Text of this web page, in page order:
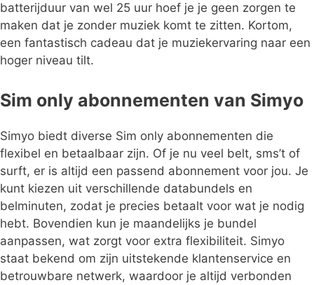
batterijduur van wel 25 uur hoef je je geen zorgen te
maken dat je zonder muziek komt te zitten. Kortom,
een fantastisch cadeau dat je muziekervaring naar een
hoger niveau tilt.
Sim only abonnementen van Simyo
Simyo biedt diverse Sim only abonnementen die
flexibel en betaalbaar zijn. Of je nu veel belt, sms’t of
surft, er is altijd een passend abonnement voor jou. Je
kunt kiezen uit verschillende databundels en
belminuten, zodat je precies betaalt voor wat je nodig
hebt. Bovendien kun je maandelijks je bundel
aanpassen, wat zorgt voor extra flexibiliteit. Simyo
staat bekend om zijn uitstekende klantenservice en
betrouwbare netwerk, waardoor je altijd verbonden